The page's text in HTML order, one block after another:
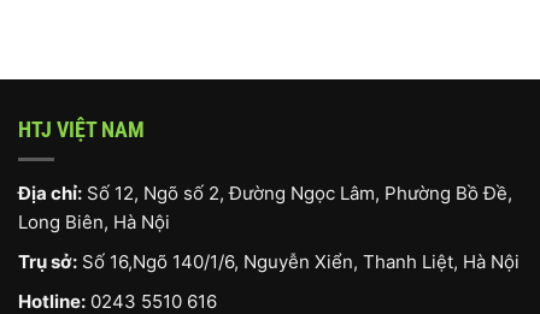
HTJ VIỆT NAM
Địa chỉ: Số 12, Ngõ số 2, Đường Ngọc Lâm, Phường Bồ Đề,
Long Biên, Hà Nội
Trụ sở: Số 16,Ngõ 140/1/6, Nguyễn Xiển, Thanh Liệt, Hà Nội
Hotline: 0243 5510 616